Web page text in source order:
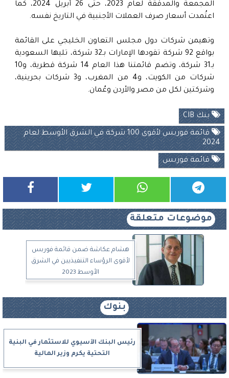
المجمعة والمدققة لعام 2023، حتى 26 أبريل 2024، كما
اعتُمدت أسعار صرف العملات الأجنبية في التاريخ نفسه.
وتهيمن شركات دول مجلس التعاون الخليجي على القائمة
بواقع 92 شركة تقودها الإمارات بـ32 شركة، تليها السعودية
بـ31 شركة، وتضم قائمتنا هذا العام 14 شركة قطرية، و10
شركات من الكويت، و4 من المغرب، و3 شركات بحرينية،
وشركتين لكل من مصر والأردن وعُمان.
بنك CIB
قائمة فوربس لأقوى 100 شركة في الشرق الأوسط لعام
2024
قائمة فوربس
موضوعات متعلقة
هشام عكاشة ضمن قائمة فوربس
لأقوى الرؤساء التنفيذيين في الشرق
الأوسط 2023
بنوك
رئيس البنك الآسيوي للاستثمار في البنية
التحتية يكرم وزير المالية